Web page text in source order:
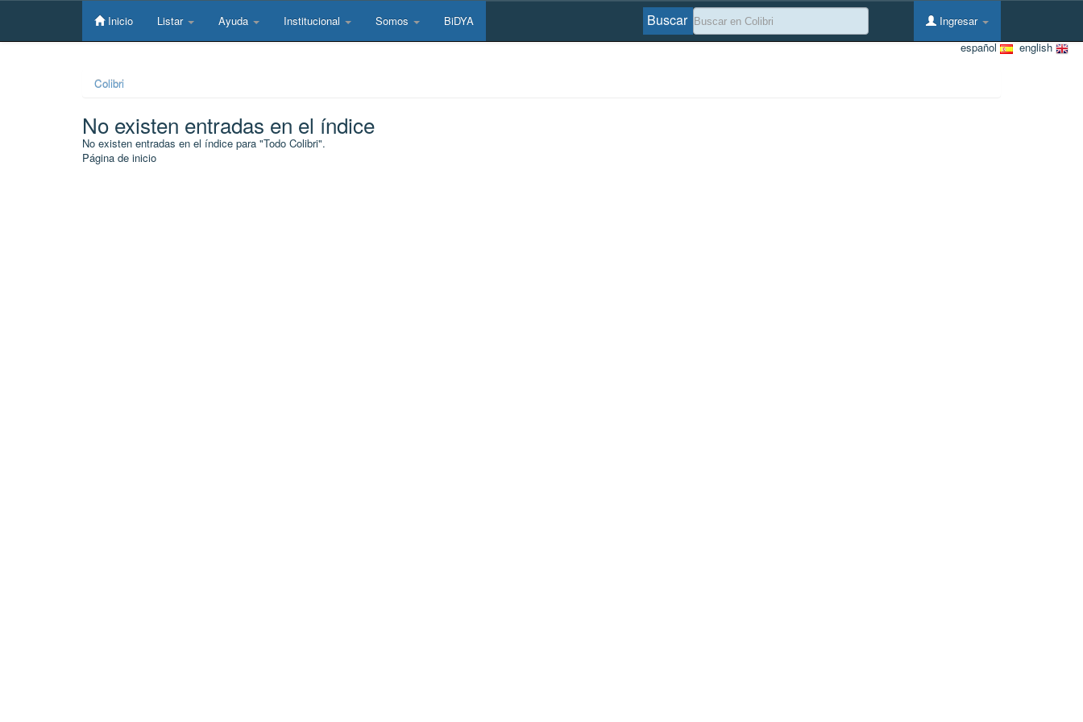
Skip
Inicio Listar Ayuda Institucional Somos BiDYA Ingresar
Buscar
english
español
Colibri
No existen entradas en el índice
No existen entradas en el índice para "Todo Colibri".
Página de inicio